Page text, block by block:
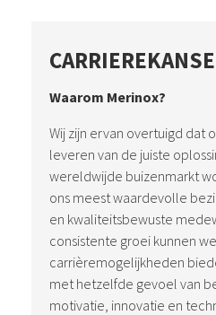
Waarom Merinox?
Wij zijn ervan overtuigd dat
leveren van de juiste
wereldwijde buizenmarkt
ons meest waardevolle
en kwaliteitsbewuste
consistente groei kunnen
carrièremogelijkheden
met hetzelfde gevoel van
motivatie, innovatie en